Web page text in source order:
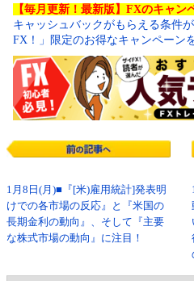
【毎月更新！最新版】FXのキャン
キャッシュバックがもらえる条件
FX！」限定のお得なキャンペーン
1月8日(月)■『[米)雇用統計]発表明
けでの各市場の反応』と『米国の
長期金利の動向』、そして『主要
な株式市場の動向』に注目！